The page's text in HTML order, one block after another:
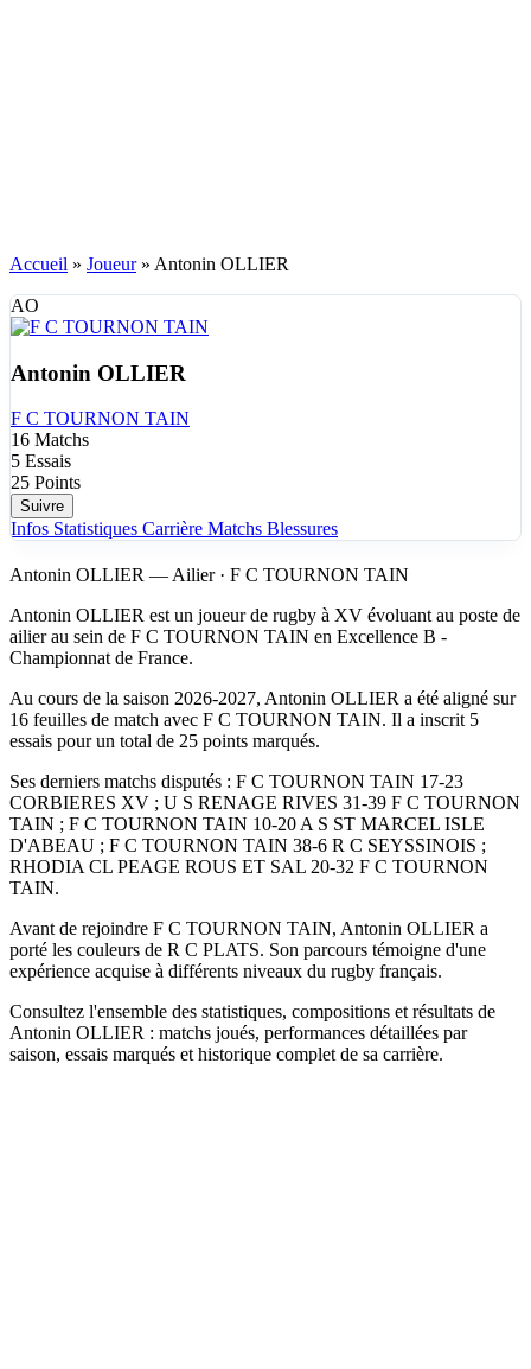
Accueil » Joueur» Antonin OLLIER
AO
Antonin OLLIER
F C TOURNON TAIN
16 Matchs
5 Essais
25 Points
Suivre
Infos Statistiques Carrière Matchs Blessures
Antonin OLLIER — Ailier · F C TOURNON TAIN
Antonin OLLIER est un joueur de rugby à XV évoluant au poste de
ailier au sein de F C TOURNON TAIN en Excellence B -
Championnat de France.
Au cours de la saison 2026-2027, Antonin OLLIER a été aligné sur
16 feuilles de match avec F C TOURNON TAIN. Il a inscrit 5
essais pour un total de 25 points marqués.
Ses derniers matchs disputés : F C TOURNON TAIN 17-23
CORBIERES XV ; U S RENAGE RIVES 31-39 F C TOURNON
TAIN ; F C TOURNON TAIN 10-20 A S ST MARCEL ISLE
D'ABEAU ; F C TOURNON TAIN 38-6 R C SEYSSINOIS ;
RHODIA CL PEAGE ROUS ET SAL 20-32 F C TOURNON
TAIN.
Avant de rejoindre F C TOURNON TAIN, Antonin OLLIER a
porté les couleurs de R C PLATS. Son parcours témoigne d'une
expérience acquise à différents niveaux du rugby français.
Consultez l'ensemble des statistiques, compositions et résultats de
Antonin OLLIER : matchs joués, performances détaillées par
saison, essais marqués et historique complet de sa carrière.